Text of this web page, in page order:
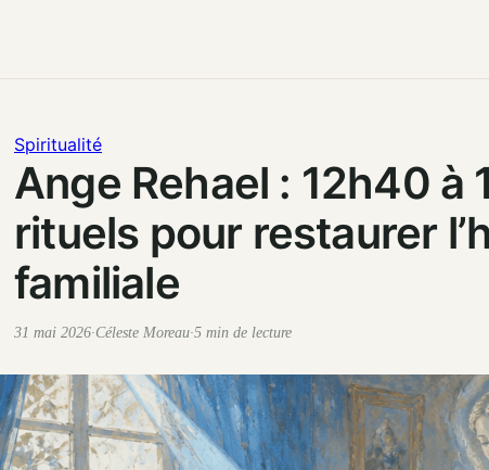
Spiritualité
Ange Rehael : 12h40 à
rituels pour restaurer
familiale
31 mai 2026·Céleste Moreau·5 min de lecture